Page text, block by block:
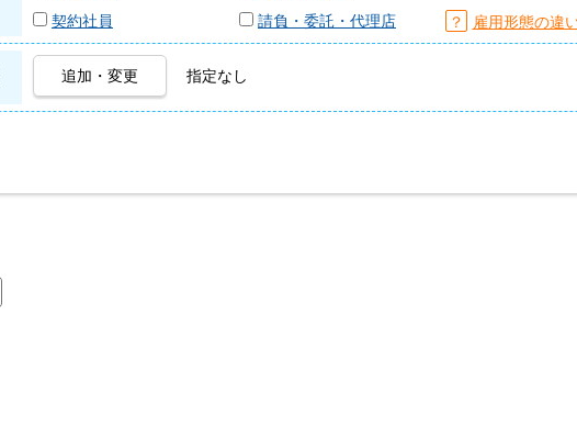
契約社員
請負・委託・代理店 ？ 雇用形態の違
追加・変更 指定なし